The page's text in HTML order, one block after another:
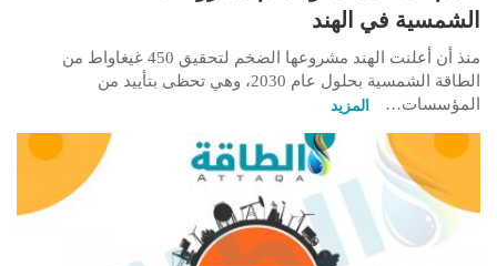
الشمسية في الهند
منذ أن أعلنت الهند مشروعها الضخم لتحقيق 450 غيغاواط من
الطاقة الشمسية بحلول عام 2030، وهي تحظى بتأييد من
المؤسسات…
المزيد